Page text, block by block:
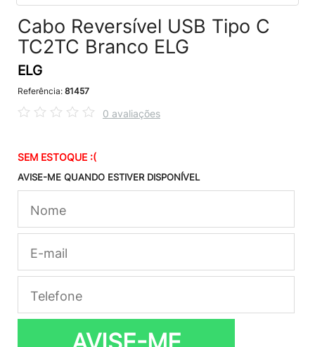
Cabo Reversível USB Tipo C
TC2TC Branco ELG
ELG
Referência: 81457
0 avaliações
SEM ESTOQUE :(
AVISE-ME QUANDO ESTIVER DISPONÍVEL